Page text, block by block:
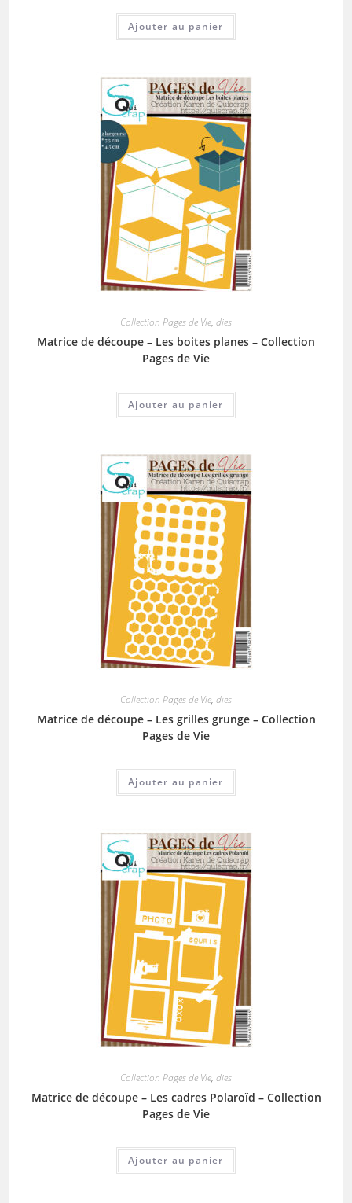
Ajouter au panier
Collection Pages de Vie, dies
Matrice de découpe – Les boites planes – Collection
Pages de Vie
Ajouter au panier
Collection Pages de Vie, dies
Matrice de découpe – Les grilles grunge – Collection
Pages de Vie
Ajouter au panier
Collection Pages de Vie, dies
Matrice de découpe – Les cadres Polaroïd – Collection
Pages de Vie
Ajouter au panier